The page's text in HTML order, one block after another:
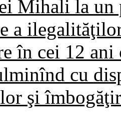
Mihali la
a
în cei 12 ani
cu
şi